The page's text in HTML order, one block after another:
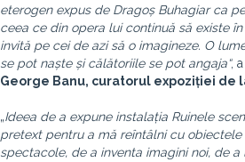
eterogen expus de Dragoș Buhagiar ca
ceea ce din opera lui continuă să existe
invită pe cei de azi să o imagineze. O
se pot naște și călătoriile se pot angaja“,
George Banu, curatorul expoziției de
„Ideea de a expune instalația Ruinele
pretext pentru a mă reîntâlni cu
spectacole, de a inventa imagini noi, de